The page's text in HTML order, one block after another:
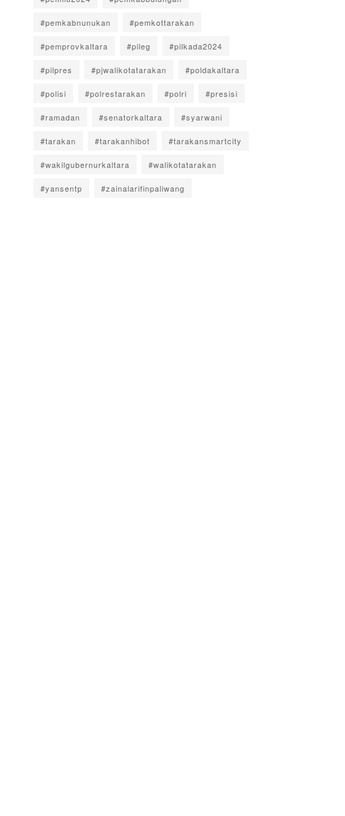
#pemkabnunukan #pemkottarakan
#pemprovkaltara #pileg #pilkada2024
#pilpres #pjwalikotatarakan #poldakaltara
#polisi #polrestarakan #polri #presisi
#ramadan #senatorkaltara #syarwani
#tarakan #tarakanhibot #tarakansmartcity
#wakilgubernurkaltara #walikotatarakan
#yansentp #zainalarifinpaliwang